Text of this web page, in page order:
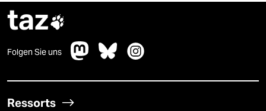
taz
Folgen Sie uns
Ressorts